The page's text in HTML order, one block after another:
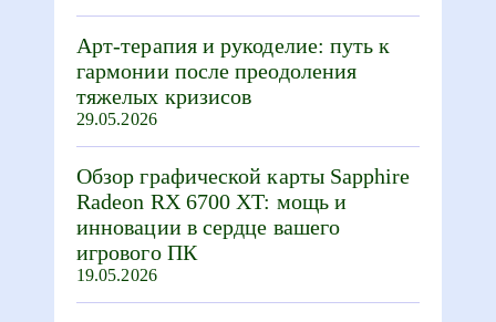
Арт-терапия и рукоделие: путь к
гармонии после преодоления
тяжелых кризисов
29.05.2026
Обзор графической карты Sapphire
Radeon RX 6700 XT: мощь и
инновации в сердце вашего
игрового ПК
19.05.2026